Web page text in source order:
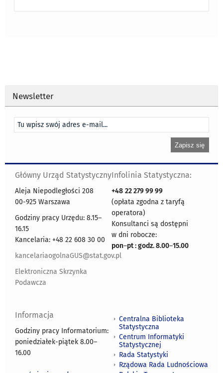
Newsletter
Główny Urząd Statystyczny
Aleja Niepodległości 208
00-925 Warszawa
Godziny pracy Urzędu: 8.15–
16.15
Kancelaria: +48 22 608 30 00
kancelariaogolnaGUS@stat.gov.pl
Elektroniczna Skrzynka
Podawcza
Infolinia Statystyczna:
+48 22 279 99 99
(opłata zgodna z taryfą
operatora)
Konsultanci są dostępni
w dni robocze:
pon–pt : godz. 8.00–15.00
Informacja
Godziny pracy Informatorium:
poniedziałek-piątek 8.00–
16.00
Centralna Biblioteka
Statystyczna
Centrum Informatyki
Statystycznej
Rada Statystyki
Rządowa Rada Ludnościowa